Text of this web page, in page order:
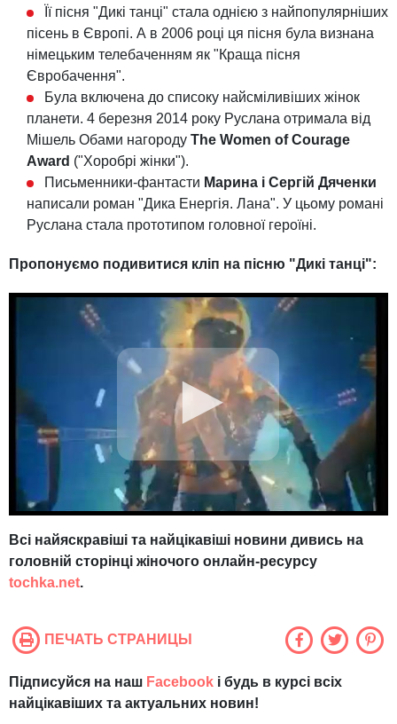
Її пісня "Дикі танці" стала однією з найпопулярніших
пісень в Європі. А в 2006 році ця пісня була визнана
німецьким телебаченням як "Краща пісня
Євробачення".
Була включена до списоку найсміливіших жінок
планети. 4 березня 2014 року Руслана отримала від
Мішель Обами нагороду The Women of Courage
Award ("Хоробрі жінки").
Письменники-фантасти Марина і Сергій Дяченки
написали роман "Дика Енергія. Лана". У цьому романі
Руслана стала прототипом головної героїні.
Пропонуємо подивитися кліп на пісню "Дикі танці":
Всі найяскравіші та найцікавіші новини дивись на
головній сторінці жіночого онлайн-ресурсу
tochka.net.
ПЕЧАТЬ СТРАНИЦЫ
Підписуйся на наш Facebook і будь в курсі всіх
найцікавіших та актуальних новин!